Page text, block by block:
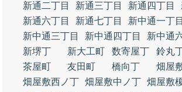
新通二丁目
新通三丁目 新通四丁目
新通六丁目
新通七丁目
新中通一丁目
新中通三丁目
新中通四丁目
新中通
新堺丁
新大工町 数寄屋丁
鈴丸
茶屋町
友田町 橋向丁
畑屋
畑屋敷西ノ丁 畑屋敷中ノ丁 畑屋敷